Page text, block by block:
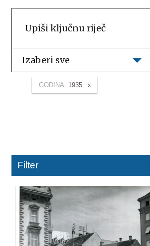
Izaberi sve
GODINA: 1935
Filter